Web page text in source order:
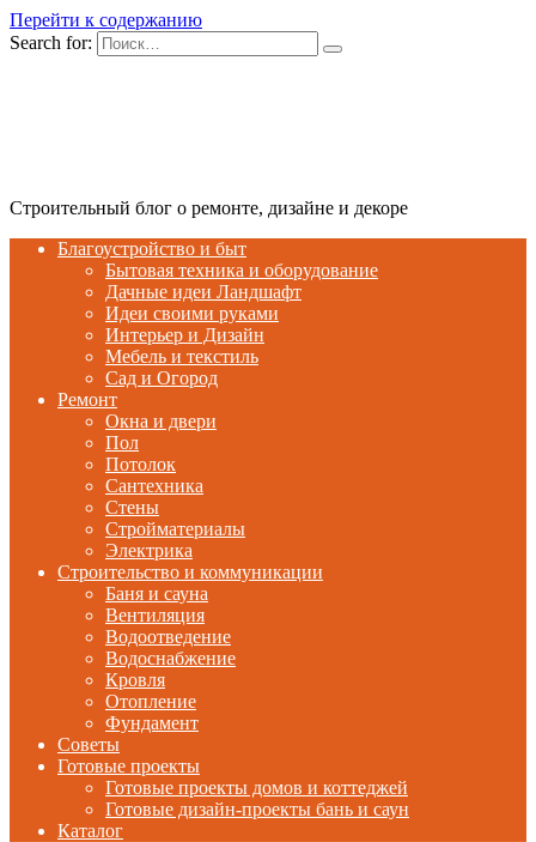
Перейти к содержанию
Search for:
Строительный блог о ремонте, дизайне и декоре
Благоустройство и быт
Бытовая техника и оборудование
Дачные идеи Ландшафт
Идеи своими руками
Интерьер и Дизайн
Мебель и текстиль
Сад и Огород
Ремонт
Окна и двери
Пол
Потолок
Сантехника
Стены
Стройматериалы
Электрика
Строительство и коммуникации
Баня и сауна
Вентиляция
Водоотведение
Водоснабжение
Кровля
Отопление
Фундамент
Советы
Готовые проекты
Готовые проекты домов и коттеджей
Готовые дизайн-проекты бань и саун
Каталог